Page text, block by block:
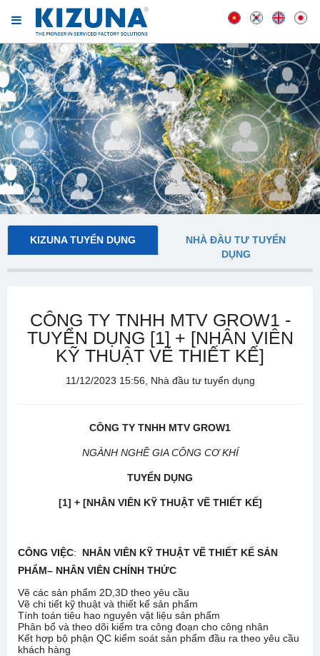
KIZUNA TUYỂN DỤNG
NHÀ ĐẦU TƯ TUYỂN
DỤNG
CÔNG TY TNHH MTV GROW1 -
TUYỂN DỤNG [1] + [NHÂN VIÊN
KỸ THUẬT VẼ THIẾT KẾ]
11/12/2023 15:56, Nhà đầu tư tuyển dụng
CÔNG TY TNHH MTV GROW1
NGÀNH NGHỀ GIA CÔNG CƠ KHÍ
TUYỂN DỤNG
[1] + [NHÂN VIÊN KỸ THUẬT VẼ THIẾT KẾ]
CÔNG VIỆC: NHÂN VIÊN KỸ THUẬT VẼ THIẾT KẾ SẢN
PHẨM– NHÂN VIÊN CHÍNH THỨC
Vẽ các sản phẩm 2D,3D theo yêu cầu
Vẽ chi tiết kỹ thuật và thiết kế sản phẩm
Tính toán tiêu hao nguyên vật liệu sản phẩm
Phân bổ và theo dõi kiểm tra công đoạn cho công nhân
Kết hợp bộ phận QC kiểm soát sản phẩm đầu ra theo yêu cầu
khách hàng